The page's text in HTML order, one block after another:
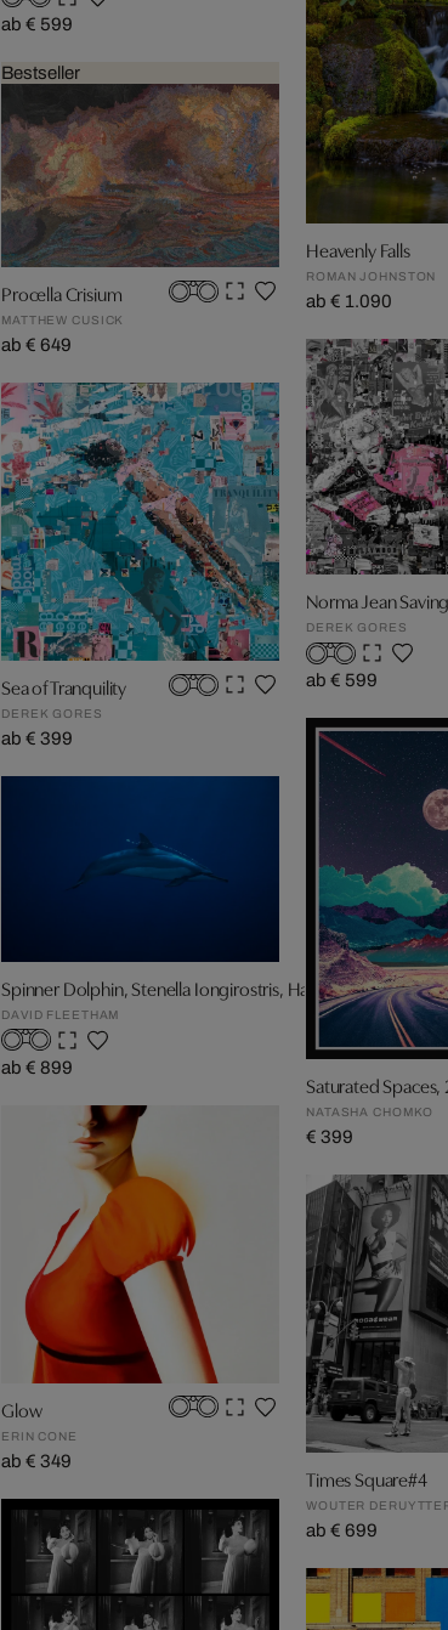
ab € 599
Bestseller
Procella Crisium
MATTHEW CUSICK
ab € 649
Sea of Tranquility
DEREK GORES
ab € 399
Spinner Dolphin, Stenella Iongirostris, Hawaii
DAVID FLEETHAM
ab € 899
Glow
ERIN CONE
ab € 349
Heavenly Falls
ROMAN JOHNSTON
ab € 1.090
Norma Jean
DEREK GORES
ab € 599
Saturated Spaces,
NATASHA CHOMKO
€ 399
Times Square#4
WOUTER
ab € 699